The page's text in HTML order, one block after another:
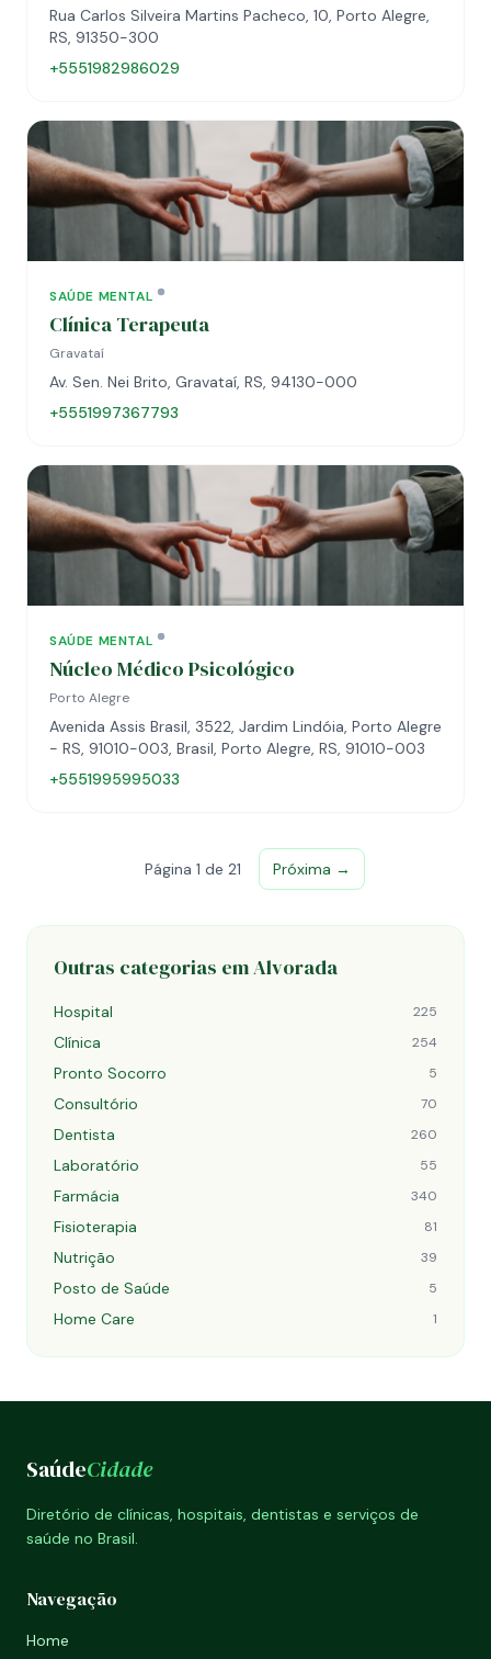
Rua Carlos Silveira Martins Pacheco, 10, Porto Alegre,
RS, 91350-300
+5551982986029
SAÚDE MENTAL
Clínica Terapeuta
Gravataí
Av. Sen. Nei Brito, Gravataí, RS, 94130-000
+5551997367793
SAÚDE MENTAL
Núcleo Médico Psicológico
Porto Alegre
Avenida Assis Brasil, 3522, Jardim Lindóia, Porto Alegre
- RS, 91010-003, Brasil, Porto Alegre, RS, 91010-003
+5551995995033
Página 1 de 21 Próxima →
Outras categorias em Alvorada
Hospital 225
Clínica 254
Pronto Socorro 5
Consultório 70
Dentista 260
Laboratório 55
Farmácia 340
Fisioterapia 81
Nutrição 39
Posto de Saúde 5
Home Care 1
SaúdeCidade
Diretório de clínicas, hospitais, dentistas e serviços de
saúde no Brasil.
Navegação
Home